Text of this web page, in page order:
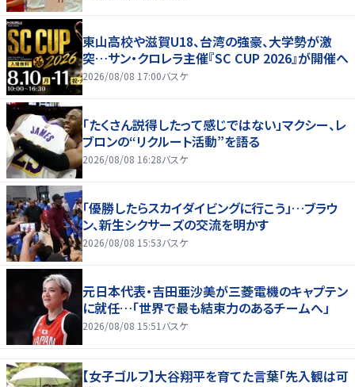
東山高校や滋賀U18、台湾の強豪、大学勢が激
突…サン・クロレラ主催『SC CUP 2026』が開催へ
2026/08/08 17:00バスケ
「たくさん説得したって感じではない」マクシー、レ
ブロンの“リクルート活動”を語る
2026/08/08 16:28バスケ
「優勝したらスカイダイビングに行こう」…ブラウ
ン、新生シクサーズの交流を明かす
2026/08/08 15:53バスケ
元日本代表・吉田亜沙美が三菱電機のキャプテン
に就任…「世界で最も結束力のあるチームへ」
2026/08/08 15:51 バスケ
【女子ゴルフ】大谷翔平を育てた言葉「先入観は可